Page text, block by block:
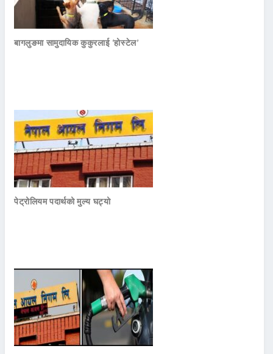
बागलुङमा सामुदायिक कुकुरलाई ‘होस्टेल’
पेट्रोलियम पदार्थको मुल्य घट्यो